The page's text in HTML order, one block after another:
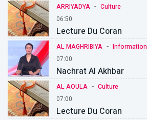
ARRIYADYA - Culture
06:50
Lecture Du Coran
AL MAGHRIBIYA - Information
07:00
Nachrat Al Akhbar
AL AOULA - Culture
07:00
Lecture Du Coran